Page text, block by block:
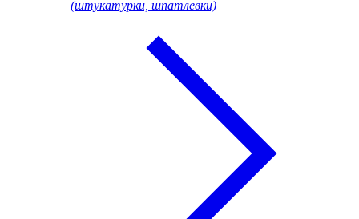
(штукатурки, шпатлевки)